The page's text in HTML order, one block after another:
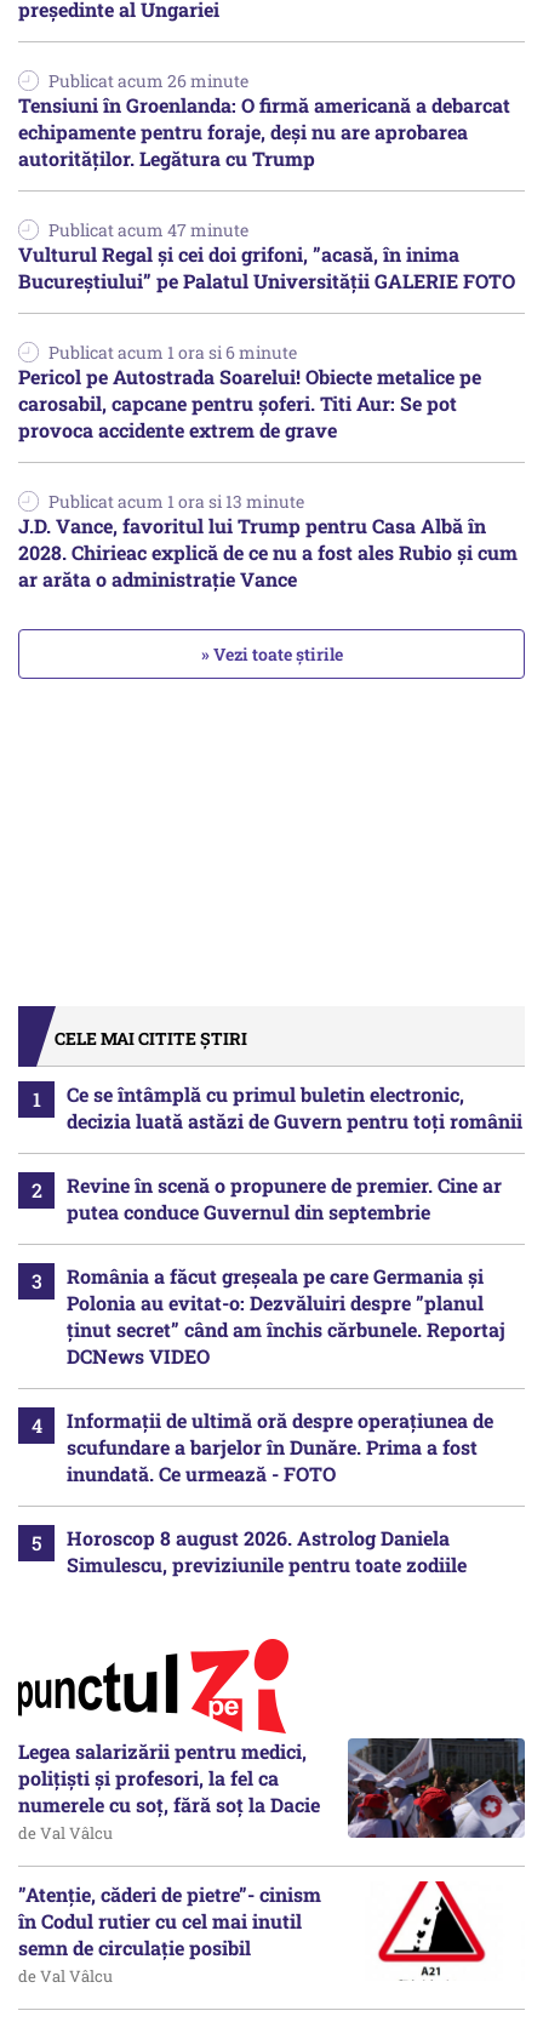
președinte al Ungariei
Publicat acum 26 minute
Tensiuni în Groenlanda: O firmă americană a debarcat
echipamente pentru foraje, deși nu are aprobarea
autorităților. Legătura cu Trump
Publicat acum 47 minute
Vulturul Regal și cei doi grifoni, ”acasă, în inima
Bucureștiului” pe Palatul Universității GALERIE FOTO
Publicat acum 1 ora si 6 minute
Pericol pe Autostrada Soarelui! Obiecte metalice pe
carosabil, capcane pentru șoferi. Titi Aur: Se pot
provoca accidente extrem de grave
Publicat acum 1 ora si 13 minute
J.D. Vance, favoritul lui Trump pentru Casa Albă în
2028. Chirieac explică de ce nu a fost ales Rubio și cum
ar arăta o administrație Vance
» Vezi toate știrile
CELE MAI CITITE ȘTIRI
Ce se întâmplă cu primul buletin electronic,
decizia luată astăzi de Guvern pentru toți românii
Revine în scenă o propunere de premier. Cine ar
putea conduce Guvernul din septembrie
România a făcut greșeala pe care Germania și
Polonia au evitat-o: Dezvăluiri despre ”planul
ținut secret” când am închis cărbunele. Reportaj
DCNews VIDEO
Informații de ultimă oră despre operațiunea de
scufundare a barjelor în Dunăre. Prima a fost
inundată. Ce urmează - FOTO
Horoscop 8 august 2026. Astrolog Daniela
Simulescu, previziunile pentru toate zodiile
Legea salarizării pentru medici,
polițiști și profesori, la fel ca
numerele cu soț, fără soț la Dacie
de Val Vâlcu
”Atenție, căderi de pietre”- cinism
în Codul rutier cu cel mai inutil
semn de circulație posibil
de Val Vâlcu